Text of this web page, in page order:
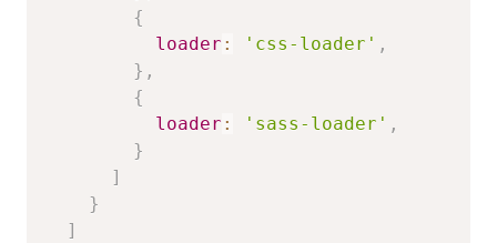
{
loader : 'css-loader' ,
} ,
{
loader : 'sass-loader' ,
}
]
}
]